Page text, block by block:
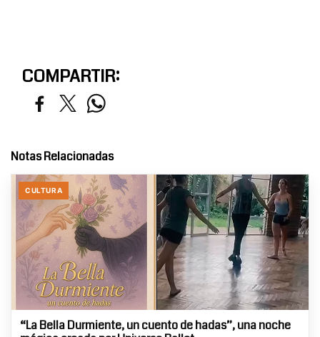
COMPARTIR:
Notas Relacionadas
CULTURA
“La Bella Durmiente, un cuento de hadas”, una noche